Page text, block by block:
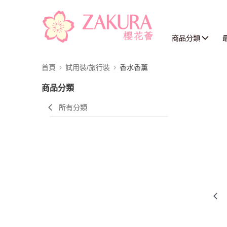
商品分類
首頁 試用裝/旅行裝 香水香薰
商品分類
所有分類